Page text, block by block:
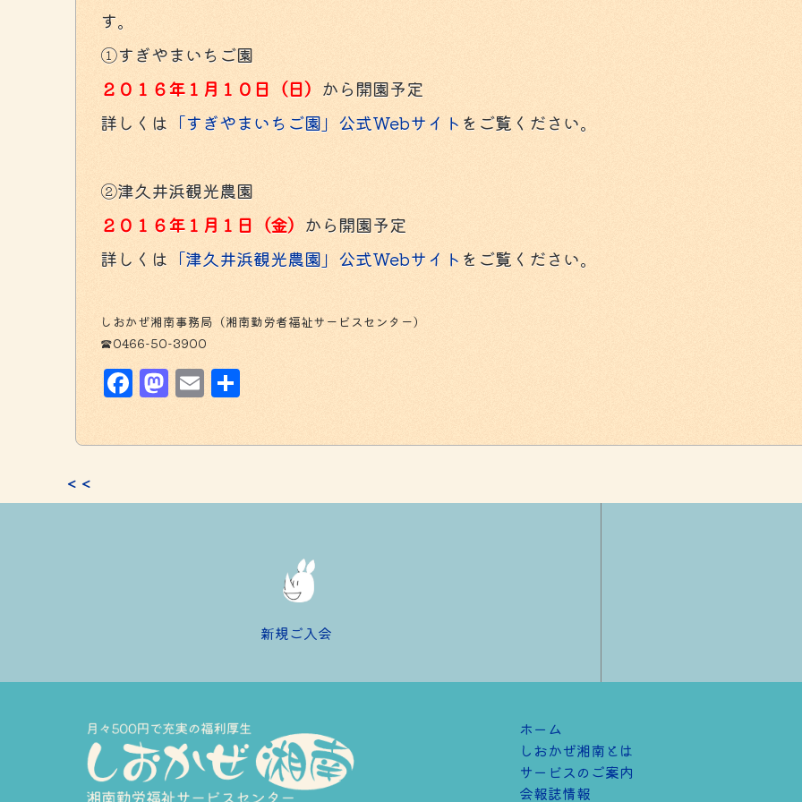
す。
①すぎやまいちご園
２０１６年１月１０日（日） から開園予定
詳しくは 「すぎやまいちご園」公式Webサイト をご覧ください。
②津久井浜観光農園
２０１６年１月１日（金） から開園予定
詳しくは 「津久井浜観光農園」公式Webサイト をご覧ください。
しおかぜ湘南事務局（湘南勤労者福祉サービスセンター）
☎0466-50-3900
Facebook
Mastodon
Email
＜＜
新規ご入会
ホーム
しおかぜ湘南とは
サービスのご案内
会報誌情報